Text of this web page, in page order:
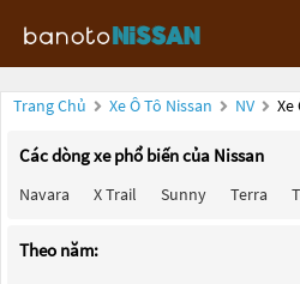
Trang Chủ Xe Ô Tô Nissan NV Xe
Các dòng xe phổ biến của Nissan
Navara X Trail Sunny Terra
Theo năm: